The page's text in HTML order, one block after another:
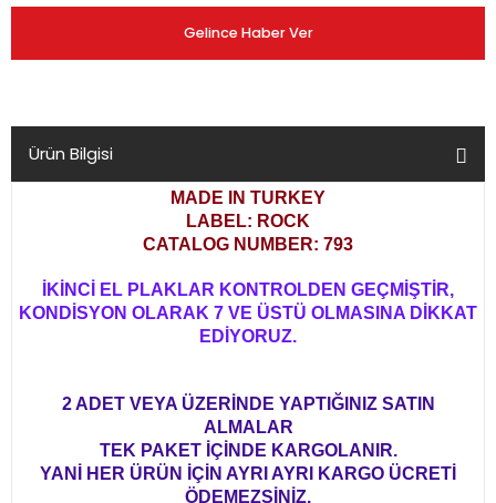
Gelince Haber Ver
Ürün Bilgisi
MADE IN TURKEY
LABEL: ROCK
CATALOG NUMBER: 793
İKİNCİ EL PLAKLAR KONTROLDEN GEÇMİŞTİR,
KONDİSYON OLARAK 7 VE ÜSTÜ OLMASINA DİKKAT
EDİYORUZ.
2 ADET VEYA ÜZERİNDE YAPTIĞINIZ SATIN
ALMALAR
TEK PAKET İÇİNDE KARGOLANIR.
YANİ HER ÜRÜN İÇİN AYRI AYRI KARGO ÜCRETİ
ÖDEMEZSİNİZ.